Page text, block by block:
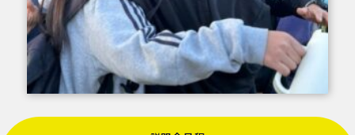
ついつい涙が溢れてしまいます。